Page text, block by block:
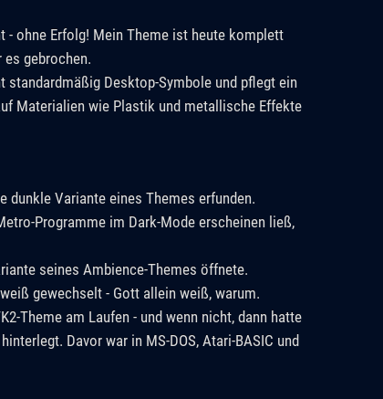
- ohne Erfolg! Mein Theme ist heute komplett
es gebrochen.
standardmäßig Desktop-Symbole und pflegt ein
Materialien wie Plastik und metallische Effekte
dunkle Variante eines Themes erfunden.
Programme im Dark-Mode erscheinen ließ,
seines Ambience-Themes öffnete.
gewechselt - Gott allein weiß, warum.
Theme am Laufen - und wenn nicht, dann hatte
Davor war in MS-DOS, Atari-BASIC und